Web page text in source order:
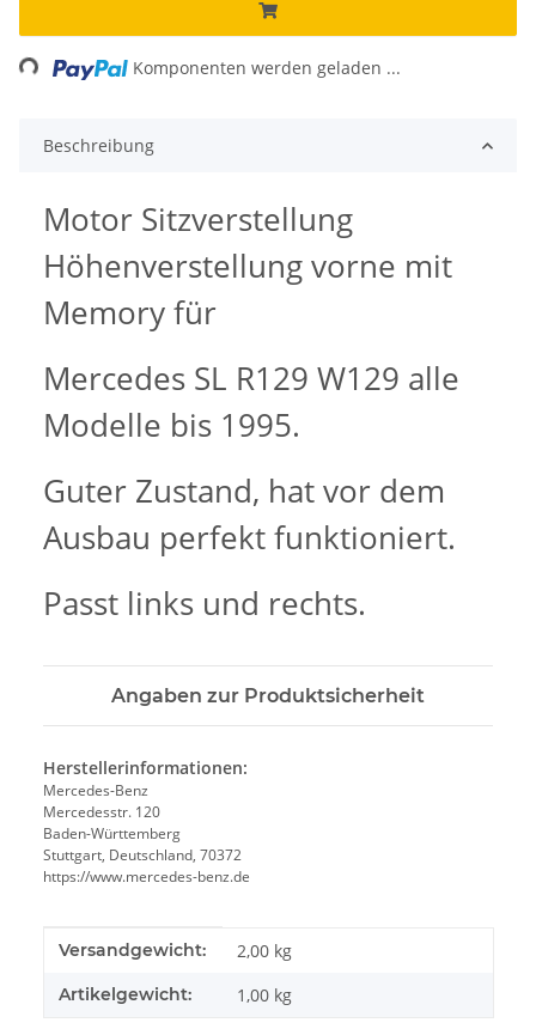
Komponenten werden geladen ...
Beschreibung
Motor Sitzverstellung
Höhenverstellung vorne mit
Memory für
Mercedes SL R129 W129 alle
Modelle bis 1995.
Guter Zustand, hat vor dem
Ausbau perfekt funktioniert.
Passt links und rechts.
Angaben zur Produktsicherheit
Herstellerinformationen:
Mercedes-Benz
Mercedesstr. 120
Baden-Württemberg
Stuttgart, Deutschland, 70372
https://www.mercedes-benz.de
Produkteigenschaft
Wert
Versandgewicht: 2,00 kg
Artikelgewicht: 1,00 kg